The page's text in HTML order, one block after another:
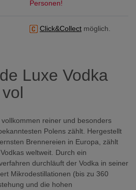
Personen!
Click&Collect möglich.
Luxe Vodka
reiner und besonders
Polens zählt. Hergestellt
Brennereien in Europa, zählt
weltweit. Durch ein
durchläuft der Vodka in seiner
Mikrodestillationen (bis zu 360
und die hohen